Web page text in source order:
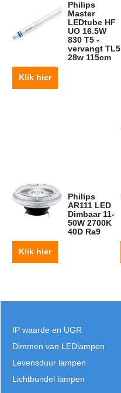
Philips
Master
LEDtube HF
UO 16.5W
830 T5 -
vervangt TL5
28w 115cm
Klik hier
Philips
AR111 LED
Dimbaar 11-
50W 2700K
40D Ra9
Klik hier
IP waarde en UGR
Dimmen van LEDlampen
Levensduur lampen
Lichtbundel lampen